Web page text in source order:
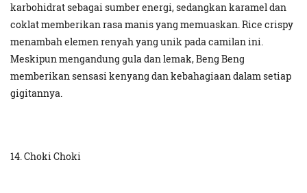
karbohidrat sebagai sumber energi, sedangkan karamel dan
coklat memberikan rasa manis yang memuaskan. Rice crispy
menambah elemen renyah yang unik pada camilan ini.
Meskipun mengandung gula dan lemak, Beng Beng
memberikan sensasi kenyang dan kebahagiaan dalam setiap
gigitannya.
14. Choki Choki